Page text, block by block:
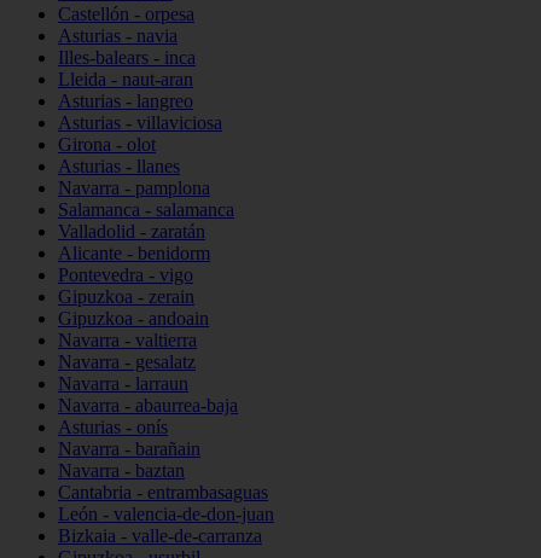
Castellón - orpesa
Asturias - navia
Illes-balears - inca
Lleida - naut-aran
Asturias - langreo
Asturias - villaviciosa
Girona - olot
Asturias - llanes
Navarra - pamplona
Salamanca - salamanca
Valladolid - zaratán
Alicante - benidorm
Pontevedra - vigo
Gipuzkoa - zerain
Gipuzkoa - andoain
Navarra - valtierra
Navarra - gesalatz
Navarra - larraun
Navarra - abaurrea-baja
Asturias - onís
Navarra - barañain
Navarra - baztan
Cantabria - entrambasaguas
León - valencia-de-don-juan
Bizkaia - valle-de-carranza